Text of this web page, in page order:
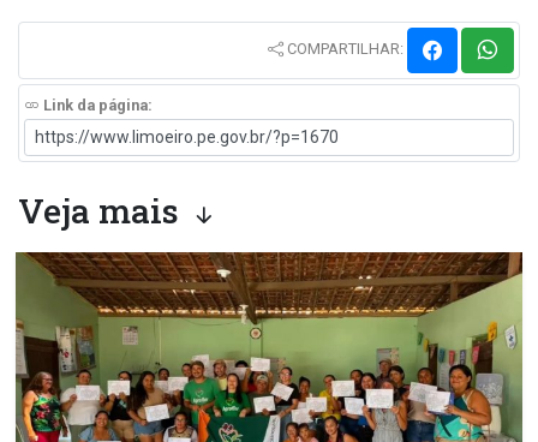
COMPARTILHAR:
Link da página:
Veja mais